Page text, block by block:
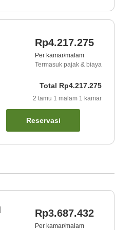
Rp4.217.275
Per kamar/malam
Termasuk pajak & biaya
Total Rp4.217.275
2 tamu 1 malam 1 kamar
Reservasi
Rp3.687.432
Per kamar/malam